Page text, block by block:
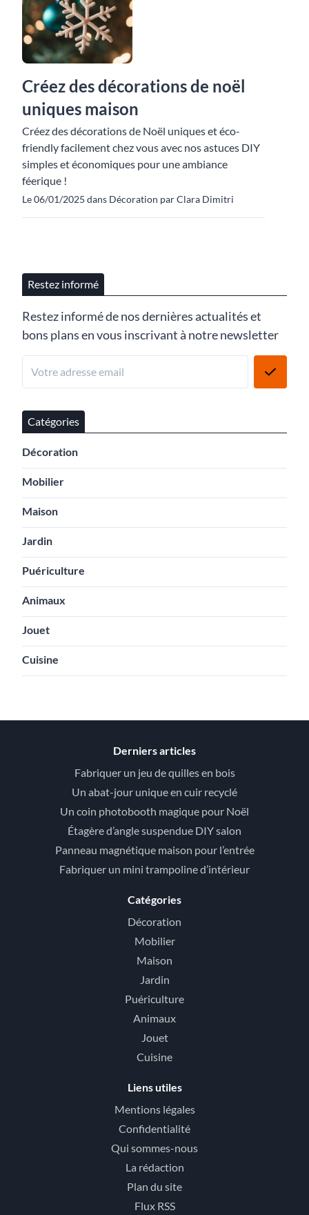
Créez des décorations de noël
uniques maison
Créez des décorations de Noël uniques et éco-
friendly facilement chez vous avec nos astuces DIY
simples et économiques pour une ambiance
féerique !
Le 06/01/2025 dans Décoration par Clara Dimitri
Restez informé
Restez informé de nos dernières actualités et
bons plans en vous inscrivant à notre newsletter
Catégories
Décoration
Mobilier
Maison
Jardin
Puériculture
Animaux
Jouet
Cuisine
Derniers articles
Fabriquer un jeu de quilles en bois
Un abat-jour unique en cuir recyclé
Un coin photobooth magique pour Noël
Étagère d’angle suspendue DIY salon
Panneau magnétique maison pour l’entrée
Fabriquer un mini trampoline d’intérieur
Catégories
Décoration
Mobilier
Maison
Jardin
Puériculture
Animaux
Jouet
Cuisine
Liens utiles
Mentions légales
Confidentialité
Qui sommes-nous
La rédaction
Plan du site
Flux RSS